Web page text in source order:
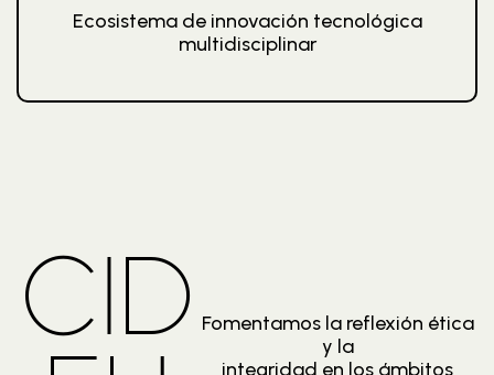
Ecosistema de innovación tecnológica
multidisciplinar
CID Fomentamos la reflexión ética
y la
integridad en los ámbitos